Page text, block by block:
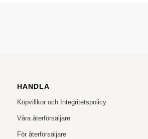
HANDLA
Köpvillkor och Integritetspolicy
Våra återförsäljare
För återförsäljare